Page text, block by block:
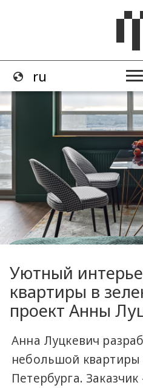
Уютный
квартиры в
проект Анны
Анна Луцкевич
небольшой
Петербурга.